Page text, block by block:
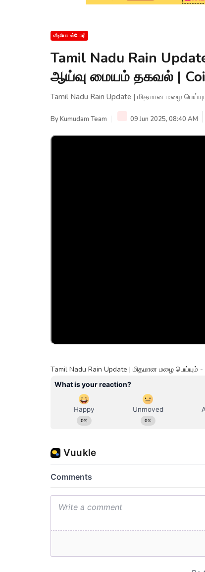
வீடியோ ஸ்டோரி
Tamil Nadu Rain
ஆய்வு மையம் தகவல் |
Tamil Nadu Rain Update | மிதமான மழை
ByKumudam Team 09 Jun 2025, 08:40 AM
Tamil Nadu Rain Update | மிதமான மழை